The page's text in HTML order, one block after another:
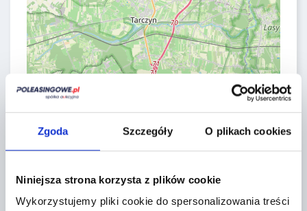
Zgoda Szczegóły O plikach cookies
Niniejsza strona korzysta z plików cookie
Wykorzystujemy pliki cookie do spersonalizowania treści
Leaflet|©OpenStreetMapcontributors